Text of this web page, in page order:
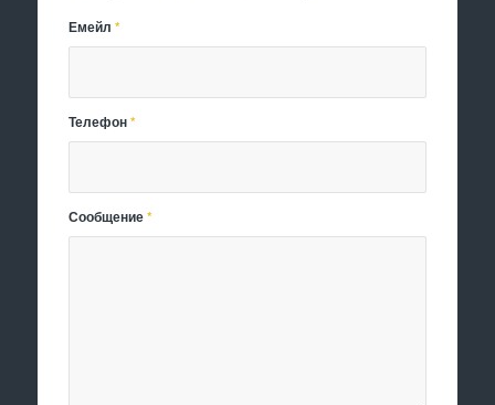
Емейл*
Телефон*
Сообщение*